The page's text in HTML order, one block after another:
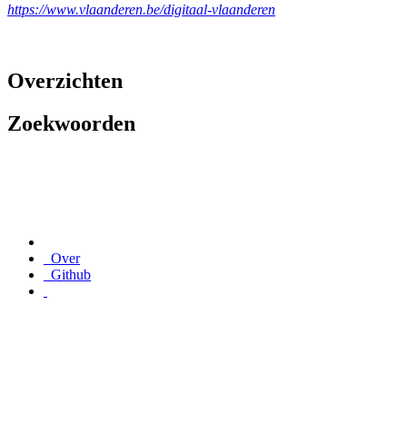
https://www.vlaanderen.be/digitaal-vlaanderen
Overzichten
Zoekwoorden
Over
Github